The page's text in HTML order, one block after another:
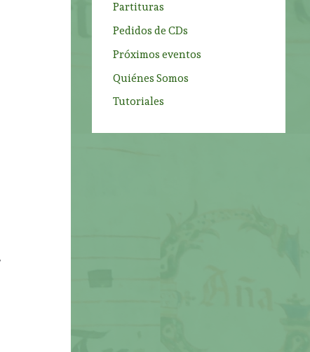
Partituras
Pedidos de CDs
Próximos eventos
Quiénes Somos
Tutoriales